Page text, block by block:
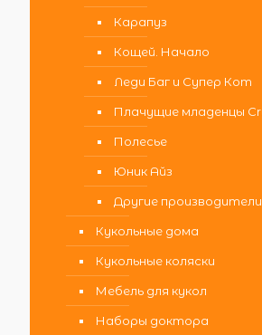
Карапуз
Кощей. Начало
Леди Баг и Супер Кот
Плачущие младенцы
Полесье
Юник Айз
Другие производители
Кукольные дома
Кукольные коляски
Мебель для кукол
Наборы доктора